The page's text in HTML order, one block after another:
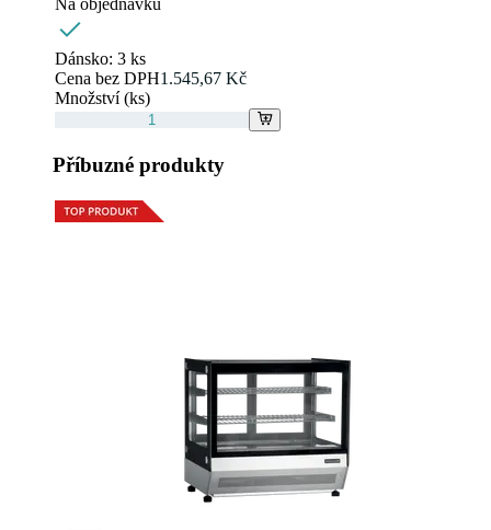
Dánsko: 3 ks
Cena bez DPH1.545,67 Kč
Množství (ks)
Příbuzné produkty